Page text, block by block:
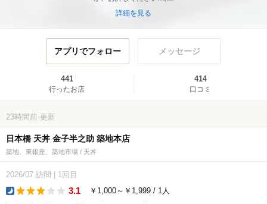
詳細を見る
アプリでフォロー メッセージ
441
行ったお店
414
口コミ
23時間前 更新
日本橋 天丼 金子半之助 築地本店
築地、東銀座、築地市場 / 天丼
2026/07 訪問 1回目
3.1 ￥1,000～￥1,999 / 1人